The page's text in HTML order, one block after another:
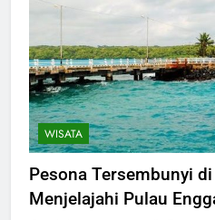
WISATA
Pesona Tersembunyi
Menjelajahi Pulau